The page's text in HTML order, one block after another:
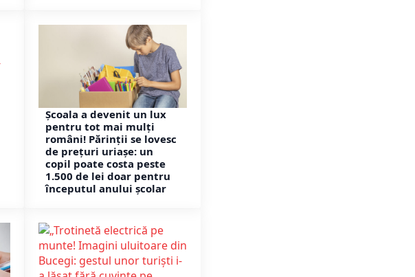
Școala a devenit un lux
pentru tot mai mulți
români! Părinții se lovesc
de prețuri uriașe: un
copil poate costa peste
1.500 de lei doar pentru
începutul anului școlar